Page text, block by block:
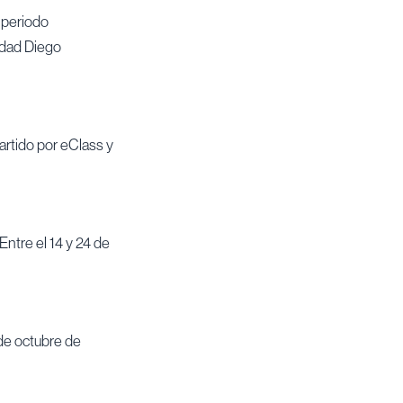
Diego
por eClass y
el 14 y 24 de
octubre de